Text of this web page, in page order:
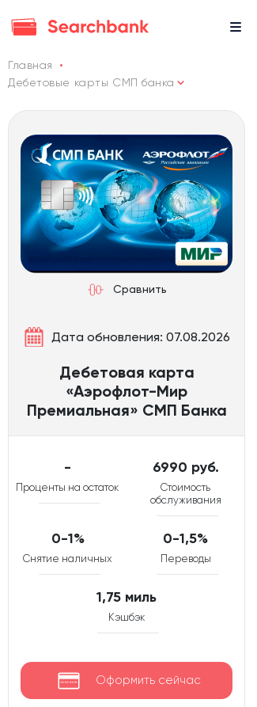
Главная
Дебетовые карты СМП банка
Сравнить
Дата обновления: 07.08.2026
Дебетовая карта
«Аэрофлот-Мир
Премиальная» СМП Банка
-
Проценты на остаток
6990 руб.
Стоимость
обслуживания
0-1%
Снятие наличных
0-1,5%
Переводы
1,75 миль
Кэшбэк
Оформить сейчас